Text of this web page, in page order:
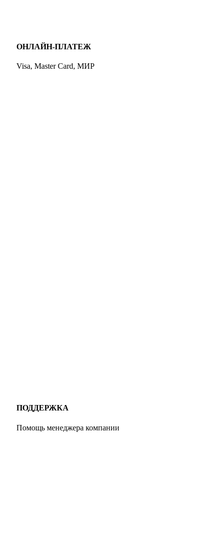
ОНЛАЙН-ПЛАТЕЖ
Visa, Master Card, МИР
ПОДДЕРЖКА
Помощь менеджера компании